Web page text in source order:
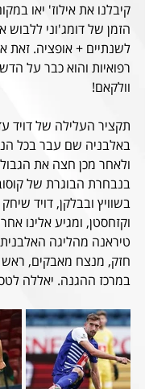
קיבלנו את אילוז' יאו
הזמן של דומג'וני ללבוש
לשנתיים + אופציה. זאת
רפואיות והוא כבר על
וולקאם!
תקציר העלילה של דויד
באלבניה שם עבר בכל
ולאחר מכן חצה את
בנבחרת הבוגרת של
בשוויץ ובבלקן, דויד
וקזחסטן, ומגיע אלינו
חזק, מנצח מאבקים, ראש
במרכז ההגנה. יאללה